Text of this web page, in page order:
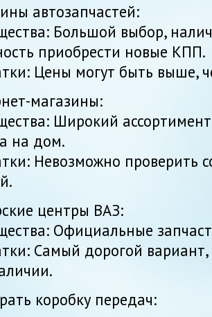
автозапчастей:
Большой выбор,
приобрести новые КПП.
Цены могут быть выше,
магазины:
Широкий
на дом.
Невозможно проверить
центры ВАЗ:
Официальные
Самый дорогой
коробку передач: